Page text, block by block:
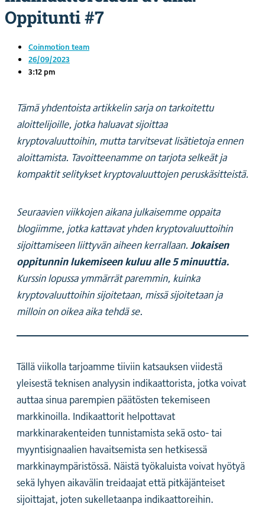
Oppitunti #7
Coinmotion team
26/09/2023
3:12 pm
Tämä yhdentoista artikkelin sarja on tarkoitettu
aloittelijoille, jotka haluavat sijoittaa
kryptovaluuttoihin, mutta tarvitsevat lisätietoja ennen
aloittamista. Tavoitteenamme on tarjota selkeät ja
kompaktit selitykset kryptovaluuttojen peruskäsitteistä.
Seuraavien viikkojen aikana julkaisemme oppaita
blogiimme, jotka kattavat yhden kryptovaluuttoihin
sijoittamiseen liittyvän aiheen kerrallaan.Jokaisen
oppitunnin lukemiseen kuluu alle 5 minuuttia.
Kurssin lopussa ymmärrät paremmin, kuinka
kryptovaluuttoihin sijoitetaan, missä sijoitetaan ja
milloin on oikea aika tehdä se.
Tällä viikolla tarjoamme tiiviin katsauksen viidestä
yleisestä teknisen analyysin indikaattorista, jotka voivat
auttaa sinua parempien päätösten tekemiseen
markkinoilla. Indikaattorit helpottavat
markkinarakenteiden tunnistamista sekä osto- tai
myyntisignaalien havaitsemista sen hetkisessä
markkinaympäristössä. Näistä työkaluista voivat hyötyä
sekä lyhyen aikavälin treidaajat että pitkäjänteiset
sijoittajat, joten sukelletaanpa indikaattoreihin.